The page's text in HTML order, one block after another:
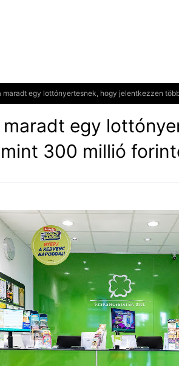
maradt egy lottónyertesnek, hogy jelentkezzen
egy
300 millió